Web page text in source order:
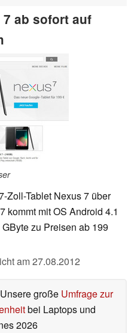
ab sofort auf
Zoll-Tablet Nexus 7 über
kommt mit OS Android 4.1
zu Preisen ab 199
am27.08.2012
Unsere große Umfrage zur
bei Laptops und
2026